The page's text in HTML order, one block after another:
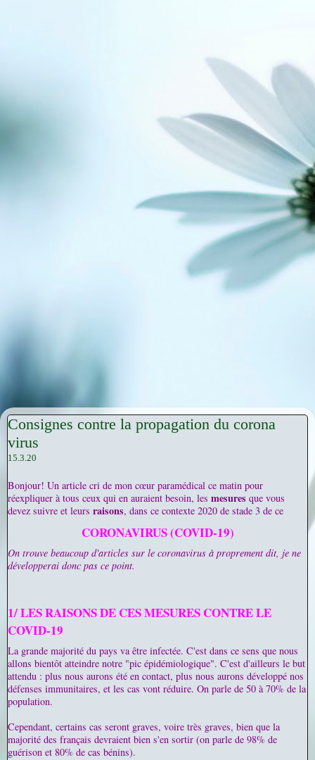
Consignes contre la propagation du corona
virus
15.3.20
Bonjour! Un article cri de mon cœur paramédical ce matin pour
réexpliquer à tous ceux qui en auraient besoin, les mesures que vous
devez suivre et leurs raisons, dans ce contexte 2020 de stade 3 de ce
CORONAVIRUS (COVID-19)
On trouve beaucoup d'articles sur le coronavirus à proprement dit, je ne
développerai donc pas ce point.
1/ LES RAISONS DE CES MESURES CONTRE LE
COVID-19
La grande majorité du pays va être infectée. C'est dans ce sens que nous
allons bientôt atteindre notre "pic épidémiologique". C'est d'ailleurs le but
attendu : plus nous aurons été en contact, plus nous aurons développé nos
défenses immunitaires, et les cas vont réduire. On parle de 50 à 70% de la
population.
Cependant, certains cas seront graves, voire très graves, bien que la
majorité des français devraient bien s'en sortir (on parle de 98% de
guérison et 80% de cas bénins).